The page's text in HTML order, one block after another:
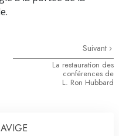
Suivant
La restauration des
conférences de
L. Ron Hubbard